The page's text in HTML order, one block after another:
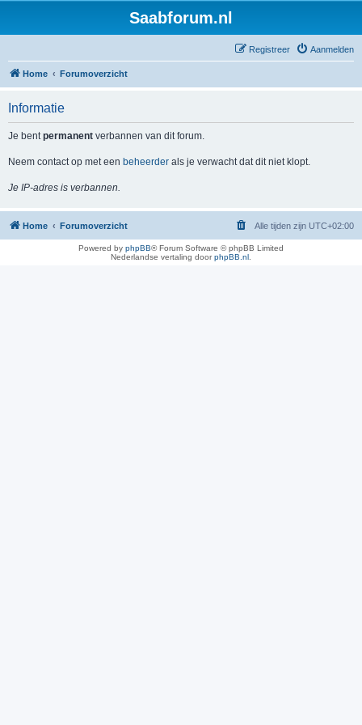
Saabforum.nl
Aanmelden
Registreer
Home Forumoverzicht
Informatie
Je bentpermanent verbannen van dit forum.
Neem contact op met een beheerder als je verwacht dat dit niet klopt.
Je IP-adres is verbannen.
Home Forumoverzicht Alle tijden zijn UTC+02:00
Powered by phpBB® Forum Software © phpBB Limited
Nederlandse vertaling doorphpBB.nl